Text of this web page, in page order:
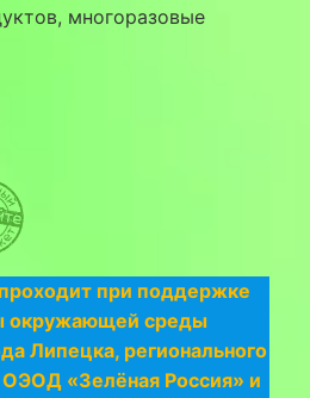
многоразовые
при поддержке
окружающей среды
Липецка, регионального
ОЭОД «Зелёная Россия» и